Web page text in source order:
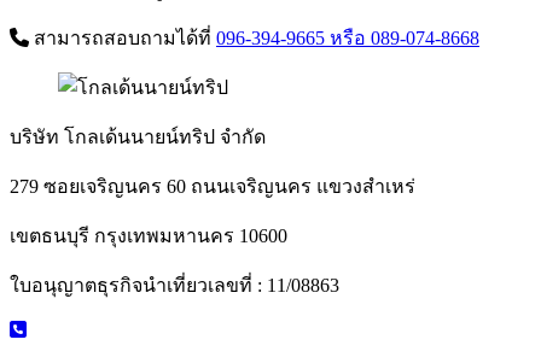
สามารถสอบถามได้ที่ 096-394-9665 หรือ 089-074-8668
บริษัท โกลเด้นนายน์ทริป จำกัด
279 ซอยเจริญนคร 60 ถนนเจริญนคร แขวงสำเหร่
เขตธนบุรี กรุงเทพมหานคร 10600
ใบอนุญาตธุรกิจนำเที่ยวเลขที่ : 11/08863